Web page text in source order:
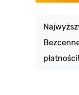
płatności!